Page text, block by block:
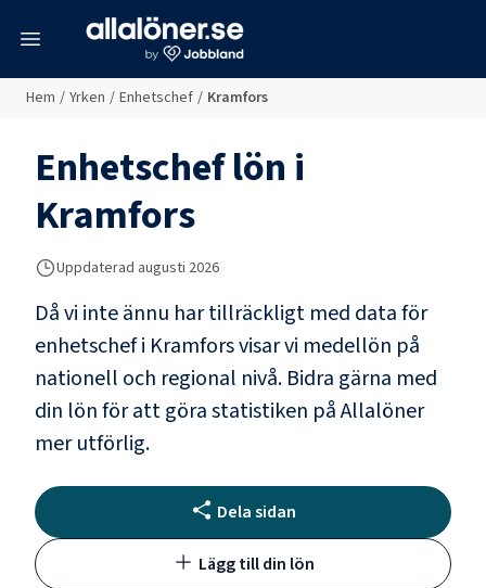
Hem / Yrken / Enhetschef / Kramfors
Enhetscheflön i
Kramfors
Uppdaterad augusti 2026
Då vi inte ännu har tillräckligt med data för
enhetschefi Kramforsvisar vi medellön på
nationell och regional nivå. Bidra gärna med
din lön för att göra statistiken på Allalöner
mer utförlig.
Dela sidan
Lägg till din lön